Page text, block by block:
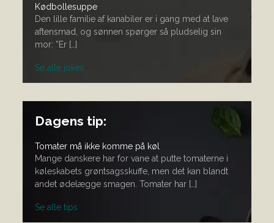
Kødbollesuppe
Den lille familie af kanabiler er i gang med at lave
aftensmad, og sønnen spørger så pludselig sin
mor: ”Er […]
Se alle jokes
Dagens tip:
Tomater må ikke komme på køl
Mange danskere har for vane at putte tomaterne i
køleskabets grøntsagsskuffe, men det kan blandt
andet ødelægge smagen. Tomater har […]
Se alle tips